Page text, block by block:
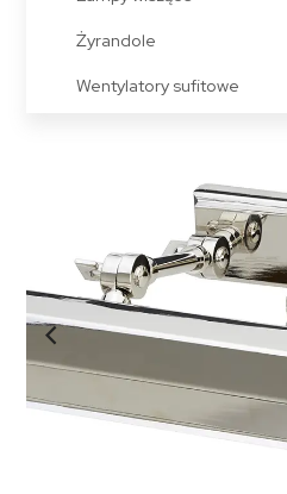
Żyrandole
Wentylatory sufitowe